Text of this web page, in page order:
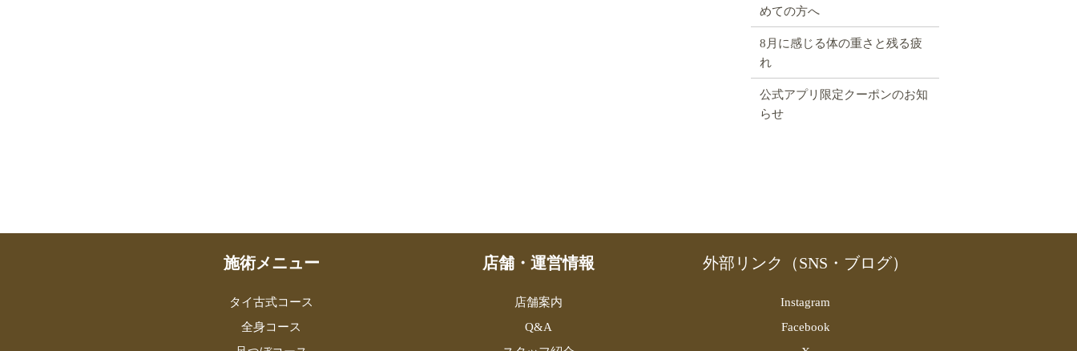
めての方へ
8月に感じる体の重さと残る疲
れ
公式アプリ限定クーポンのお知
らせ
施術メニュー
タイ古式コース
全身コース
店舗・運営情報
店舗案内
Q&A
外部リンク（SNS・ブログ）
Instagram
Facebook